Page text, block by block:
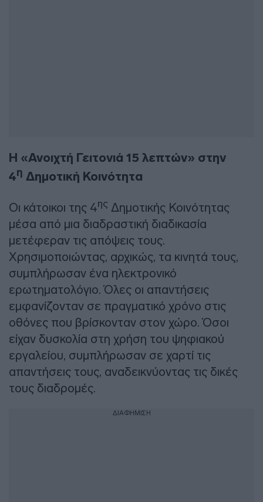
Η «Ανοιχτή Γειτονιά 15 λεπτών» στην
4η Δημοτική Κοινότητα
Οι κάτοικοι της 4ης Δημοτικής Κοινότητας
μέσα από μια διαδραστική διαδικασία
μετέφεραν τις απόψεις τους.
Χρησιμοποιώντας, αρχικώς, τα κινητά τους,
συμπλήρωσαν ένα ηλεκτρονικό
ερωτηματολόγιο. Όλες οι απαντήσεις
εμφανίζονταν σε πραγματικό χρόνο στις
οθόνες που βρίσκονταν στον χώρο. Όσοι
είχαν δυσκολία στη χρήση του ψηφιακού
εργαλείου, συμπλήρωσαν σε χαρτί τις
απαντήσεις τους, αναδεικνύοντας τις δικές
τους διαδρομές.
ΔΙΑΦΗΜΙΣΗ